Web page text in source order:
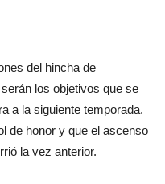
del hincha de
los objetivos que se
a la siguiente temporada.
de honor y que el ascenso
la vez anterior.